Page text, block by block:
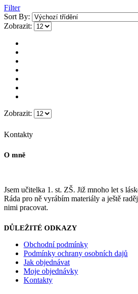
Filter
Sort By:
Zobrazit:
Zobrazit:
Kontakty
O mně
Jsem učitelka 1. st. ZŠ. Již mnoho let s
Ráda pro ně vyrábím materiály a ještě
nimi pracovat.
DŮLEŽITÉ ODKAZY
Obchodní podmínky
Podmínky ochrany osobních dajů
Jak objednávat
Moje objednávky
Kontakty